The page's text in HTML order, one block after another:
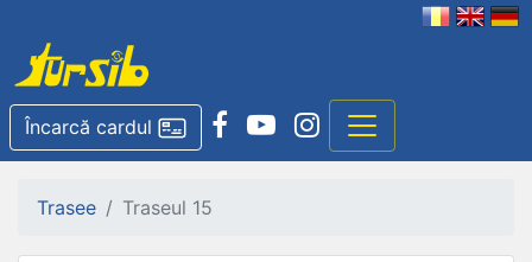
Încarcă cardul
Trasee Traseul 15